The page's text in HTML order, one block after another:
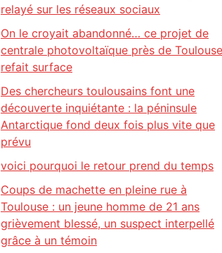
relayé sur les réseaux sociaux
On le croyait abandonné… ce projet de
centrale photovoltaïque près de Toulouse
refait surface
Des chercheurs toulousains font une
découverte inquiétante : la péninsule
Antarctique fond deux fois plus vite que
prévu
voici pourquoi le retour prend du temps
Coups de machette en pleine rue à
Toulouse : un jeune homme de 21 ans
grièvement blessé, un suspect interpellé
grâce à un témoin